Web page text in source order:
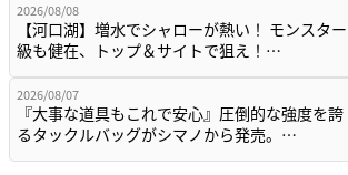
2026/08/08
【河口湖】増水でシャローが熱い！ モンスター
級も健在、トップ＆サイトで狙え！…
2026/08/07
『大事な道具もこれで安心』圧倒的な強度を誇
るタックルバッグがシマノから発売。…